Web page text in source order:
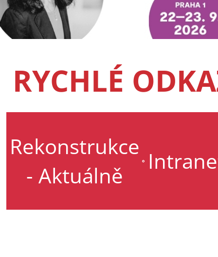
RYCHLÉ
Rekonstrukce
- Aktuálně